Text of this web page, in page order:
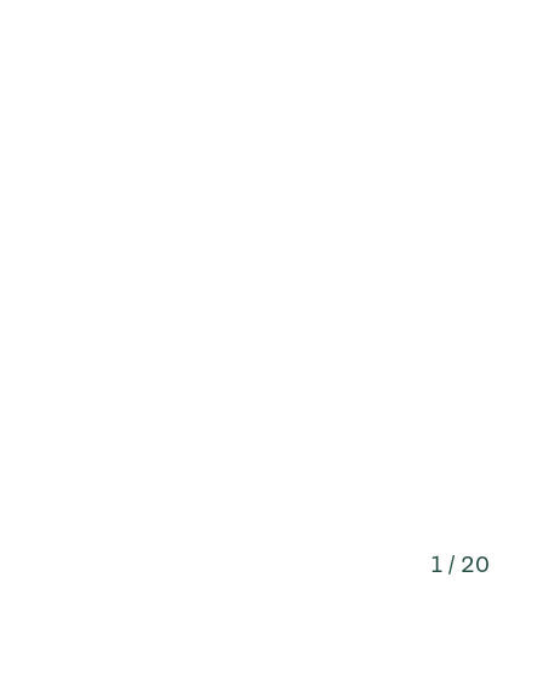
1 / 20